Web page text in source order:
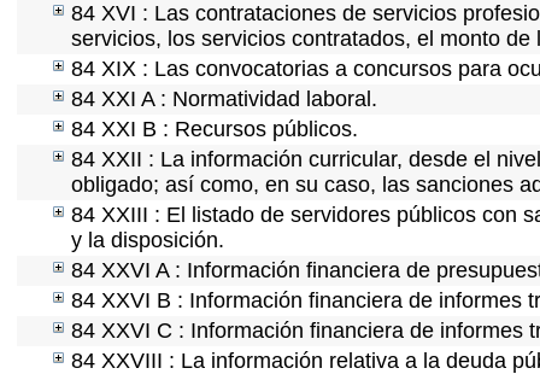
84 XVI : Las contrataciones de servicios
servicios, los servicios contratados, el monto
84 XIX : Las convocatorias a concursos para
84 XXI A : Normatividad laboral.
84 XXI B : Recursos públicos.
84 XXII : La información curricular, desde el
obligado; así como, en su caso, las sanciones
84 XXIII : El listado de servidores públicos con
y la disposición.
84 XXVI A : Información financiera de
84 XXVI B : Información financiera de informes
84 XXVI C : Información financiera de informes
84 XXVIII : La información relativa a la deuda